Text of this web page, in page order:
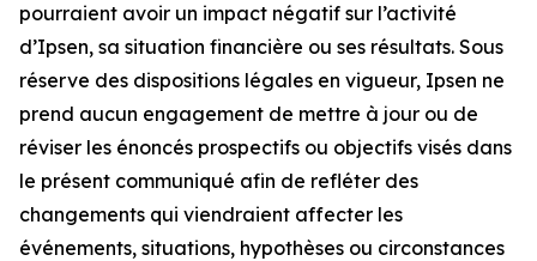
pourraient avoir un impact négatif sur l’activité
d’Ipsen, sa situation financière ou ses résultats. Sous
réserve des dispositions légales en vigueur, Ipsen ne
prend aucun engagement de mettre à jour ou de
réviser les énoncés prospectifs ou objectifs visés dans
le présent communiqué afin de refléter des
changements qui viendraient affecter les
événements, situations, hypothèses ou circonstances